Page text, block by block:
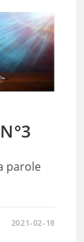
parole
2021-02-18